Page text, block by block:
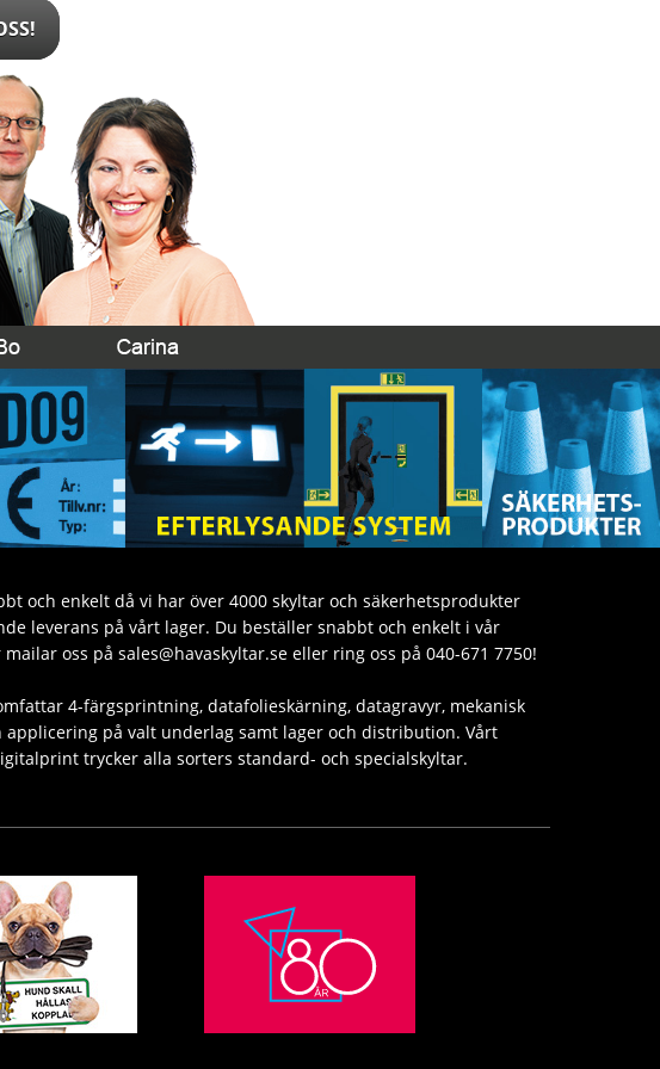
och enkelt då vi har över 4000 skyltar och säkerhetsprodukter
leverans på vårt lager. Du beställer snabbt och enkelt i vår
oss på sales@havaskyltar.se eller ring oss på 040-671 7750!
4-färgsprintning, datafolieskärning, datagravyr, mekanisk
applicering på valt underlag samt lager och distribution. Vårt
trycker alla sorters standard- och specialskyltar.